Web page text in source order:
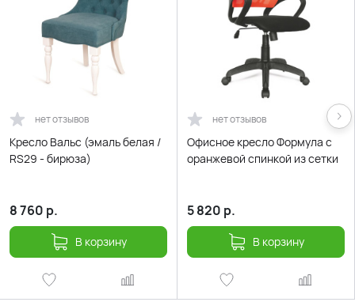
нет отзывов
Кресло Вальс (эмаль белая /
RS29 - бирюза)
8 760 р.
В корзину
нет отзывов
Офисное кресло Формула с
оранжевой спинкой из сетки
5 820 р.
В корзину